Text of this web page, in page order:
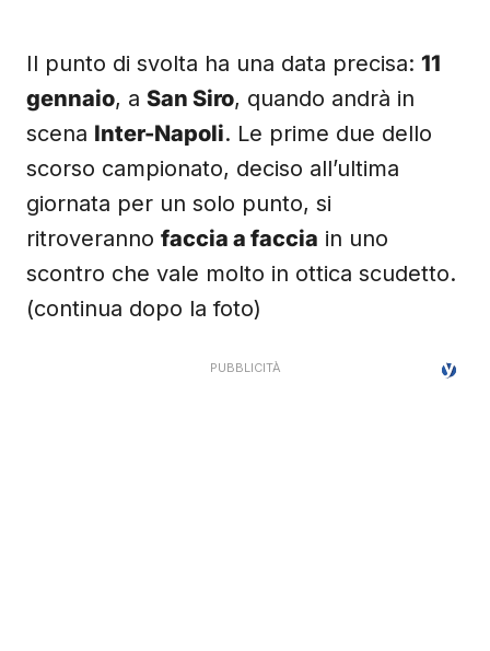
Il punto di svolta ha una data precisa: 11
gennaio, a San Siro, quando andrà in
scena Inter-Napoli. Le prime due dello
scorso campionato, deciso all’ultima
giornata per un solo punto, si
ritroveranno faccia a faccia in uno
scontro che vale molto in ottica scudetto.
(continua dopo la foto)